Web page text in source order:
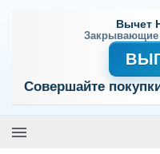
Вычет
Совершайте